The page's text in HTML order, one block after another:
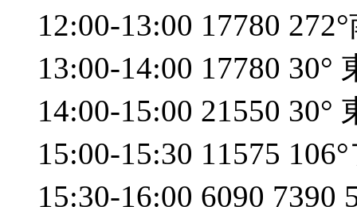
12:00-13:00 17780
13:00-14:00 17780 30°
14:00-15:00 21550 30°
15:00-15:30 11575
15:30-16:00 6090 7390